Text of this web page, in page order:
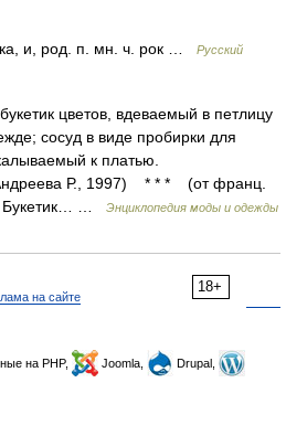
и, род. п. мн. ч. рок …
Русский
цветов, вдеваемый в петлицу
сосуд в виде пробирки для
к платью.
Р., 1997) * * * (от франц.
Букетик… …
Энциклопедия моды и одежды
18+
на сайте
на PHP, Joomla,
Drupal,